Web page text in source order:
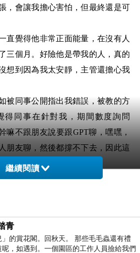
，會讓我擔心害怕，但最終還是可
直覺得他非常正面能量，在沒有人
三個月。好險他是帶我的人，真的
想到因為我太安靜，主管還擔心我
被同事公開指出我錯誤，被教的方
得同事在針對我，期間數度詢問
嘛不跟朋友說要跟GPT聊，嘿嘿，
朋友聊，然後都撐不下去，因此這
作，有陰影。
不再介意同事當眾噹我(應該是假
嗎？)
意面對一直以來我都會出現的問
在的我，很棒！
繼續閱讀
青
」的賞花閣。回秋天。 那些毛毛蟲還有禮
呢，如遇到。一個園區的工作人員撿給我們